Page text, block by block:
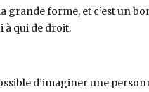
grande forme, et c’est un
à qui de droit.
d’imaginer une